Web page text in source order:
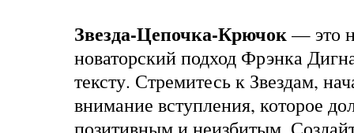
Звезда-Цепочка-Крючок— это
новаторский подход Фрэнка
тексту. Стремитесь к Звездам,
внимание вступления, которое